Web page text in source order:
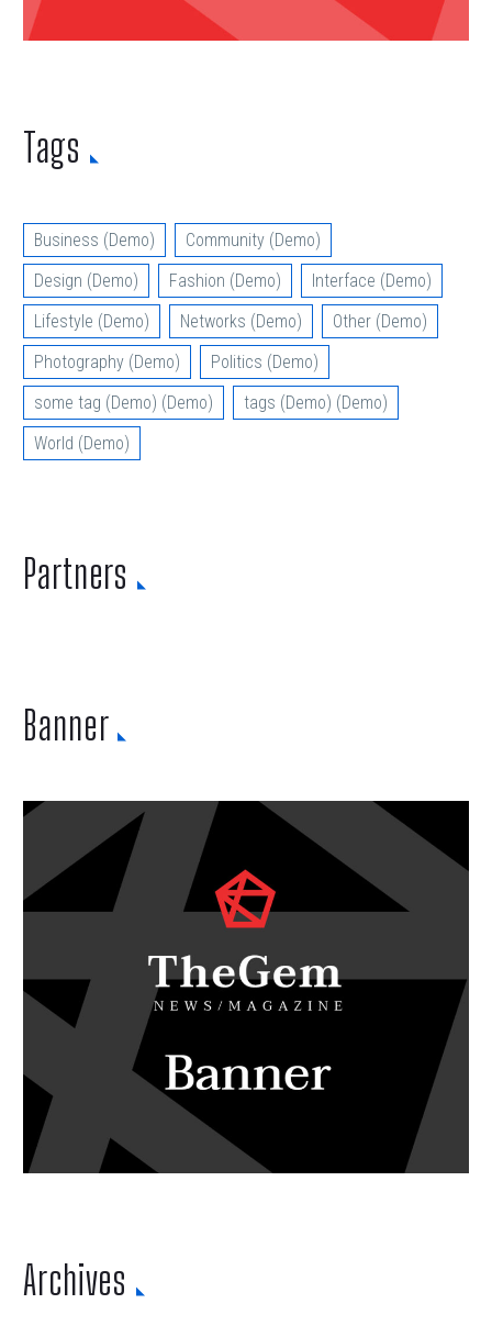
Tags
Business (Demo)
Community (Demo)
Design (Demo)
Fashion (Demo)
Interface (Demo)
Lifestyle (Demo)
Networks (Demo)
Other (Demo)
Photography (Demo)
Politics (Demo)
some tag (Demo) (Demo)
tags (Demo) (Demo)
World (Demo)
Partners
Banner
Archives